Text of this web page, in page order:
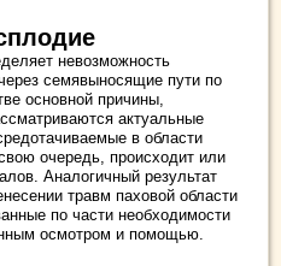
невозможность
семявыносящие пути по
основной причины,
актуальные
в области
очередь, происходит или
Аналогичный результат
травм паховой области
по части необходимости
осмотром и помощью.